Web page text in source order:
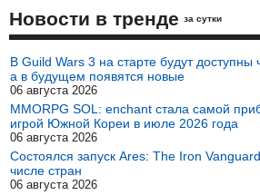
Новости в тренде за сутки
В Guild Wars 3 на старте будут
а в будущем появятся новые
06 августа 2026
MMORPG SOL: enchant стала самой
игрой Южной Кореи в июле 2026 года
06 августа 2026
Состоялся запуск Ares: The Iron
числе стран
06 августа 2026